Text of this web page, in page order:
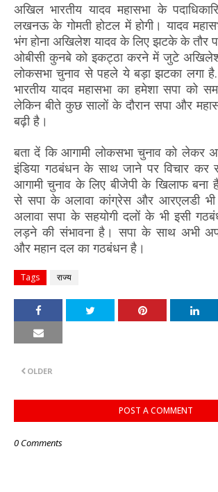
अखिल भारतीय यादव महासभा के
लखनऊ के गोमती होटल में होगी। यादव
भंग होना अखिलेश यादव के लिए झटके के तौर
ओबीसी कुनबे को इकट्ठा करने में जुटे अखिलेश
लोकसभा चुनाव से पहले ये बड़ा झटका लगा
भारतीय यादव महासभा का हमेशा सपा को
लेकिन बीते कुछ सालों के दौरान सपा और
बढ़ी है।
बता दें कि आगामी लोकसभा चुनाव को लेकर
इंडिया गठबंधन के साथ जाने पर विचार
आगामी चुनाव के लिए बीजेपी के खिलाफ बना
से सपा के अलावा कांग्रेस और आरएलडी
अलावा सपा के सहयोगी दलों के भी इसी
लड़ने की संभावना है। सपा के साथ अभी
और महान दल का गठबंधन है।
Tags राज्य
OLDER
POST A COMMENT
0 Comments